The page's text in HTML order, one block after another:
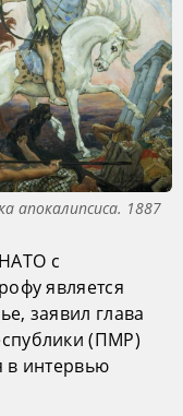
апокалипсиса. 1887
с
является
заявил глава
(ПМР)
в интервью